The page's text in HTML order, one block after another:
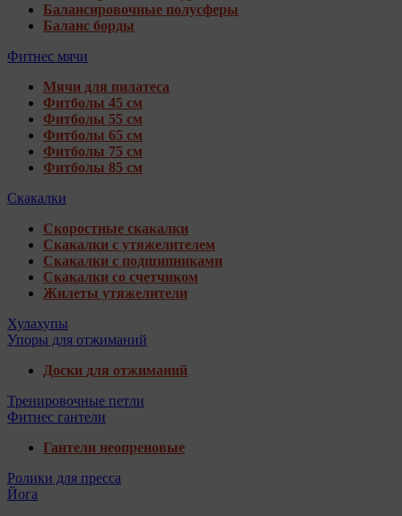
Балансировочные полусферы
Баланс борды
Фитнес мячи
Мячи для пилатеса
Фитболы 45 см
Фитболы 55 см
Фитболы 65 см
Фитболы 75 см
Фитболы 85 см
Скакалки
Скоростные скакалки
Скакалки с утяжелителем
Скакалки с подшипниками
Скакалки со счетчиком
Жилеты утяжелители
Хулахупы
Упоры для отжиманий
Доски для отжиманий
Тренировочные петли
Фитнес гантели
Гантели неопреновые
Ролики для пресса
Йога